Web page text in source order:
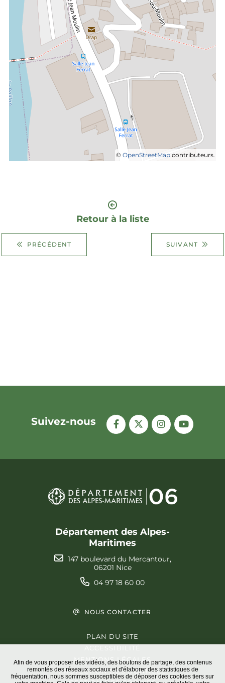
Afin de vous proposer des vidéos, des boutons de partage, des contenus
remontés des réseaux sociaux et d'élaborer des statistiques de
fréquentation, nous sommes susceptibles de déposer des cookies tiers sur
© OpenStreetMap contributeurs.
PRÉCÉDENT
Retour à la liste
SUIVANT
Suivez-nous
Département des Alpes-
Maritimes
147 boulevard du Mercantour,
06201 Nice
04 97 18 60 00
NOUS CONTACTER
PLAN DU SITE
MENTIONS LÉGALES
PROTECTION DES DONNÉES